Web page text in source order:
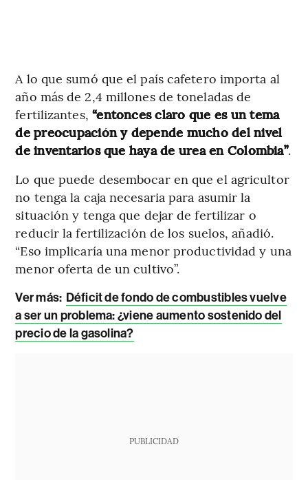
A lo que sumó que el país cafetero importa al
año más de 2,4 millones de toneladas de
fertilizantes, “entonces claro que es un tema
de preocupación y depende mucho del nivel
de inventarios que haya de urea en Colombia”.
Lo que puede desembocar en que el agricultor
no tenga la caja necesaria para asumir la
situación y tenga que dejar de fertilizar o
reducir la fertilización de los suelos, añadió.
“Eso implicaría una menor productividad y una
menor oferta de un cultivo”.
Ver más: Déficit de fondo de combustibles vuelve
a ser un problema: ¿viene aumento sostenido del
precio de la gasolina?
PUBLICIDAD